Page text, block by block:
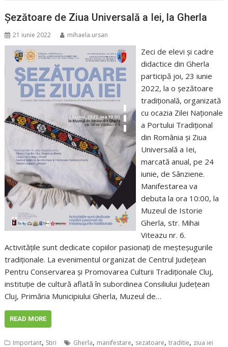
Șezătoare de Ziua Universală a Iei, la Gherla
21 iunie 2022 mihaela.ursan
Zeci de elevi și cadre
didactice din Gherla
participă joi, 23 iunie
2022, la o șezătoare
tradițională, organizată
cu ocazia Zilei Naționale
a Portului Tradițional
din România și Ziua
Universală a Iei,
marcată anual, pe 24
iunie, de Sânziene.
Manifestarea va
debuta la ora 10:00, la
Muzeul de Istorie
Gherla, str. Mihai
Viteazu nr. 6.
Activitățile sunt dedicate copiilor pasionați de meșteșugurile
tradiționale. La evenimentul organizat de Centrul Județean
Pentru Conservarea și Promovarea Culturii Tradiționale Cluj,
instituție de cultură aflată în subordinea Consiliului Județean
Cluj, Primăria Municipiului Gherla, Muzeul de…
READ MORE
Important, Stiri Gherla, manifestare, sezatoare,traditie, ziua iei